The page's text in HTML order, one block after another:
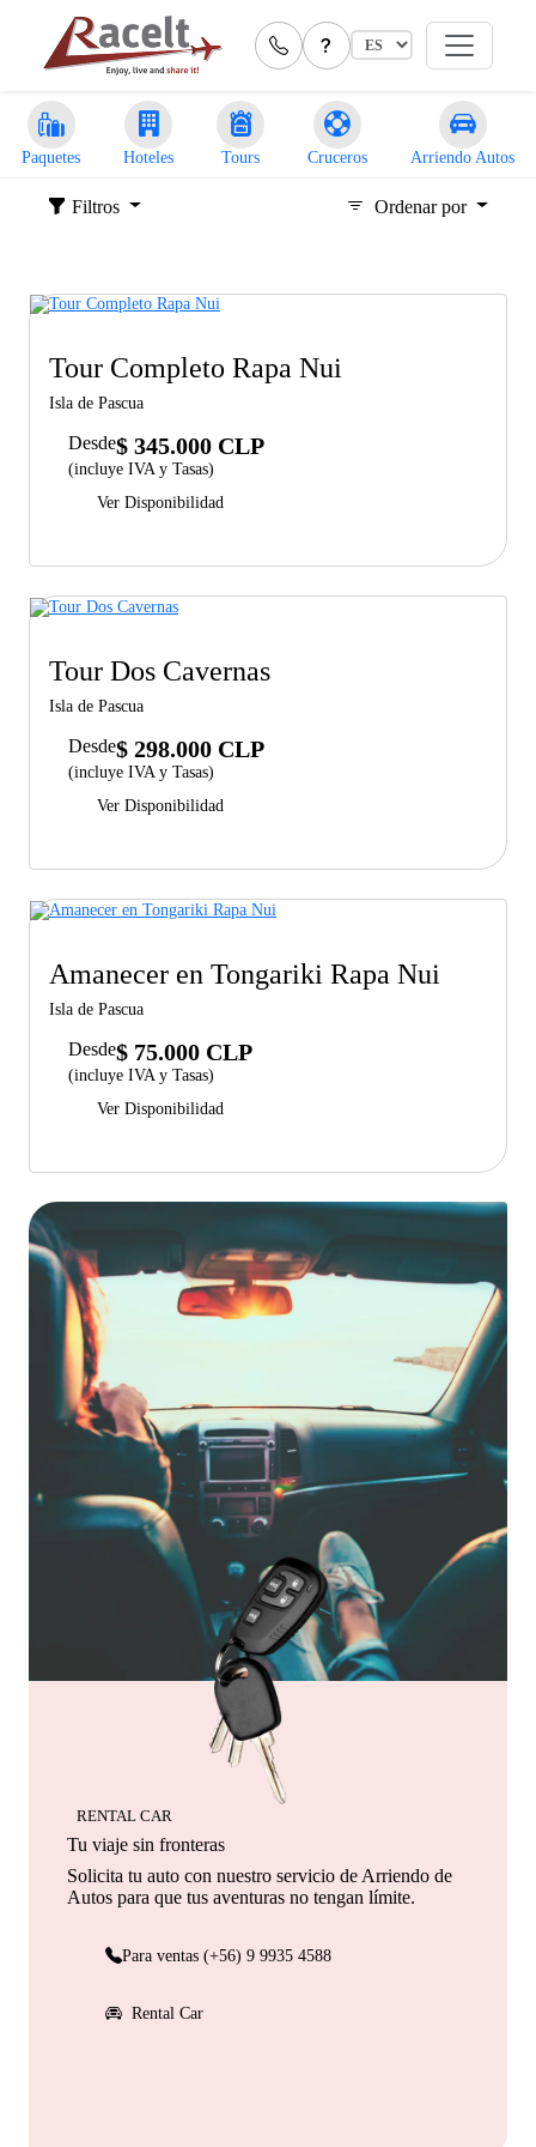
Paquetes Hoteles Tours Cruceros Arriendo Autos
Filtros Ordenar por
Tour Completo Rapa Nui
Isla de Pascua
Desde$ 345.000 CLP
(incluye IVA y Tasas)
Ver Disponibilidad
Tour Dos Cavernas
Isla de Pascua
Desde$ 298.000 CLP
(incluye IVA y Tasas)
Ver Disponibilidad
Amanecer en Tongariki Rapa Nui
Isla de Pascua
Desde$ 75.000 CLP
(incluye IVA y Tasas)
Ver Disponibilidad
RENTAL CAR
Tu viaje sin fronteras
Solicita tu auto con nuestro servicio de Arriendo de
Autos para que tus aventuras no tengan límite.
Para ventas (+56) 9 9935 4588
Rental Car